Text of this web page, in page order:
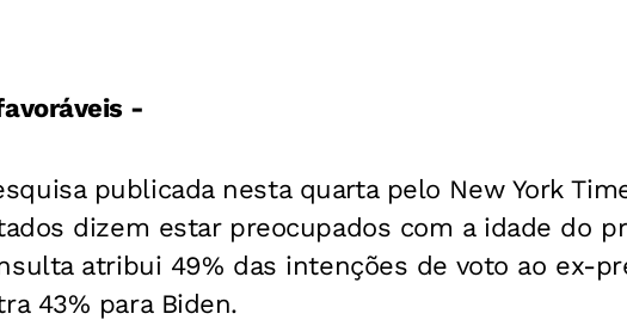
-
publicada nesta quarta pelo New York
dizem estar preocupados com a idade do
atribui 49% das intenções de voto ao ex-
43% para Biden.